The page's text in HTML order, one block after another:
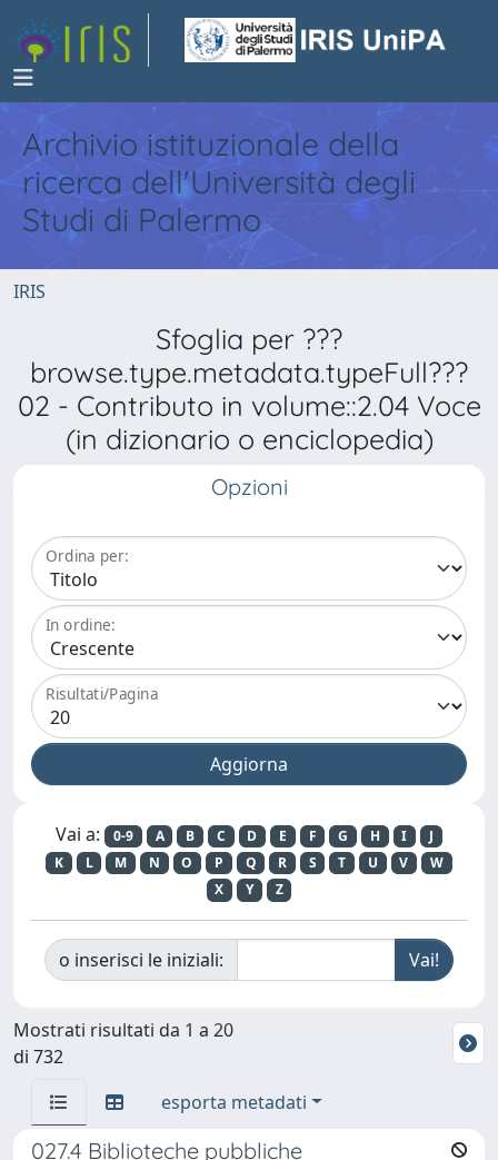
Archivio istituzionale della
ricerca dell'Università degli
Studi di Palermo
IRIS
Sfoglia per ???
browse.type.metadata.typeFull???
02 - Contributo in volume::2.04 Voce
(in dizionario o enciclopedia)
Opzioni
Ordina per:
In ordine:
Risultati/Pagina
Vai a: 0-9 A B C D E F G H I
J
K
L M N O P Q R S T U V
W
X
Y Z
o inserisci le iniziali:
Mostrati risultati da 1 a 20
di 732
esporta metadati
027.4 Biblioteche pubbliche